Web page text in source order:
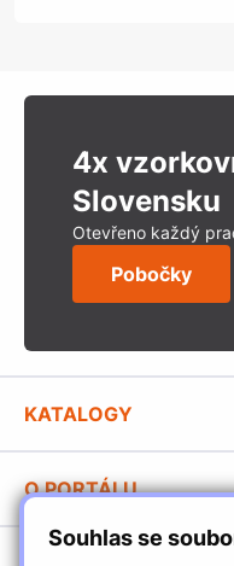
Souhlas se
4x
Slovensku
Otevřeno každý
Pobočky
KATALOGY
Stavební katalog Häfele
Brožury Häfele
O PORTÁLU
Provozovatel portálu